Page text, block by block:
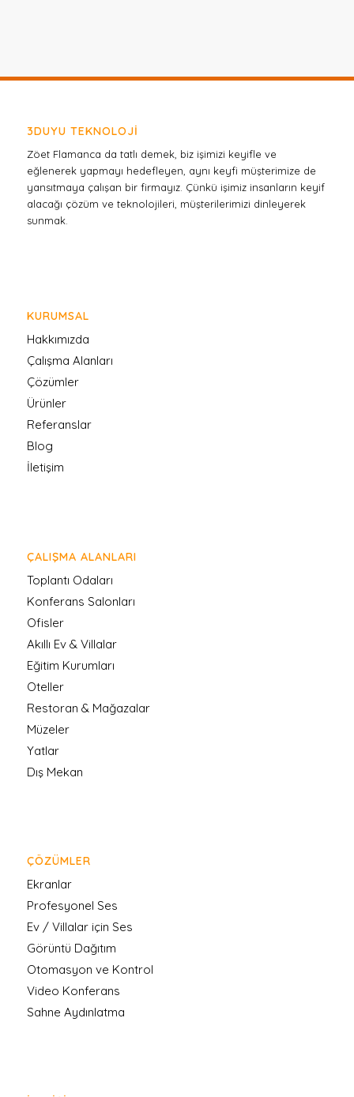
3DUYU TEKNOLOJI
Zöet Flamanca da tatlı demek, biz işimizi keyifle ve
eğlenerek yapmayı hedefleyen, aynı keyfi müşterimize de
yansıtmaya çalışan bir firmayız. Çünkü işimiz insanların keyif
alacağı çözüm ve teknolojileri, müşterilerimizi dinleyerek
sunmak.
KURUMSAL
Hakkımızda
Çalışma Alanları
Çözümler
Ürünler
Referanslar
Blog
İletişim
ÇALIŞMA ALANLARI
Toplantı Odaları
Konferans Salonları
Ofisler
Akıllı Ev & Villalar
Eğitim Kurumları
Oteller
Restoran & Mağazalar
Müzeler
Yatlar
Dış Mekan
ÇÖZÜMLER
Ekranlar
Profesyonel Ses
Ev / Villalar için Ses
Görüntü Dağıtım
Otomasyon ve Kontrol
Video Konferans
Sahne Aydınlatma